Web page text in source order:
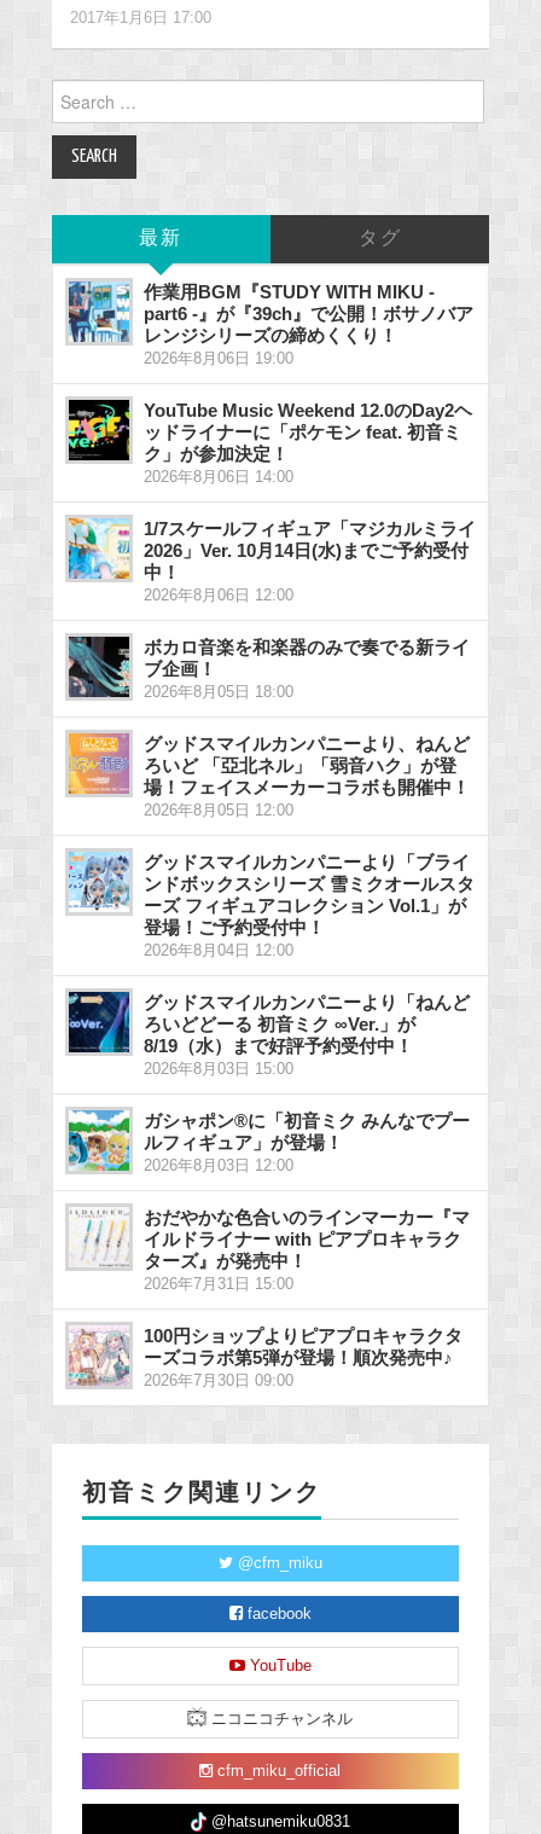
2017年1月6日 17:00
for:
最新 タグ
作業用BGM『STUDY WITH MIKU -
part6 -』が『39ch』で公開！ボサノバア
レンジシリーズの締めくくり！
2026年8月06日 19:00
YouTube Music Weekend 12.0のDay2ヘ
ッドライナーに「ポケモン feat. 初音ミ
ク」が参加決定！
2026年8月06日 14:00
1/7スケールフィギュア「マジカルミライ
2026」Ver. 10月14日(水)までご予約受付
中！
2026年8月06日 12:00
ボカロ音楽を和楽器のみで奏でる新ライ
ブ企画！
2026年8月05日 18:00
グッドスマイルカンパニーより、ねんど
ろいど 「亞北ネル」「弱音ハク」が登
場！フェイスメーカーコラボも開催中！
2026年8月05日 12:00
グッドスマイルカンパニーより「ブライ
ンドボックスシリーズ 雪ミクオールスタ
ーズ フィギュアコレクション Vol.1」が
登場！ご予約受付中！
2026年8月04日 12:00
グッドスマイルカンパニーより「ねんど
ろいどどーる 初音ミク ∞Ver.」が
8/19（水）まで好評予約受付中！
2026年8月03日 15:00
ガシャポン®に「初音ミク みんなでプー
ルフィギュア」が登場！
2026年8月03日 12:00
おだやかな色合いのラインマーカー『マ
イルドライナー with ピアプロキャラク
ターズ』が発売中！
2026年7月31日 15:00
100円ショップよりピアプロキャラクタ
ーズコラボ第5弾が登場！順次発売中♪
2026年7月30日 09:00
初音ミク関連リンク
@cfm_miku
facebook
YouTube
ニコニコチャンネル
cfm_miku_official
@hatsunemiku0831